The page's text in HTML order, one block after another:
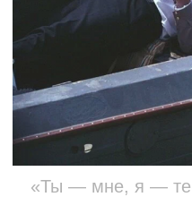
«Ты — мне, я —